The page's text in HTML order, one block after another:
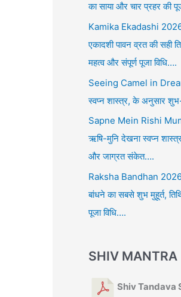
का साया और चार प्रहर की
Kamika Ekadashi
एकादशी पावन व्रत की सही
महत्व और संपूर्ण पूजा विधि….
Seeing Camel in
स्वप्न शास्त्र, के अनुसार
Sapne Mein Rishi
ऋषि-मुनि देखना स्वप्न
और जाग्रत संकेत….
Raksha Bandhan
बांधने का सबसे शुभ मुहूर्त,
पूजा विधि….
SHIV MANTRA
Shiv Tandava